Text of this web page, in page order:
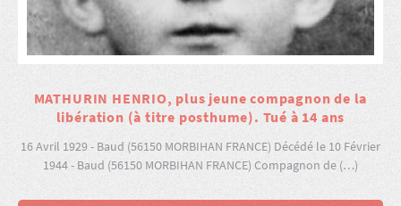
MATHURIN HENRIO, plus jeune compagnon de la
libération (à titre posthume). Tué à 14 ans
16 Avril 1929 - Baud (56150 MORBIHAN FRANCE) Décédé le 10 Février
1944 - Baud (56150 MORBIHAN FRANCE) Compagnon de (…)